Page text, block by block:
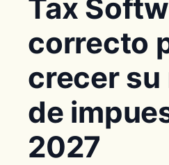
Tax
correcto
crecer
de
2027